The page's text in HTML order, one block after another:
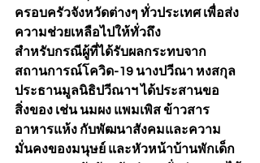
ครอบครัวจังหวัดต่างๆ ทั่วประเทศ เพื่อส่ง
ความช่วยเหลือไปให้ทั่วถึง
สำหรับกรณีผู้ที่ได้รับผลกระทบจาก
สถานการณ์โควิด-19 นางปวีณา หงสกุล
ประธานมูลนิธิปวีณาฯ ได้ประสานขอ
สิ่งของ เช่น นมผง แพมเพิส ข้าวสาร
อาหารแห้ง กับพัฒนาสังคมและความ
มั่นคงของมนุษย์ และหัวหน้าบ้านพักเด็ก